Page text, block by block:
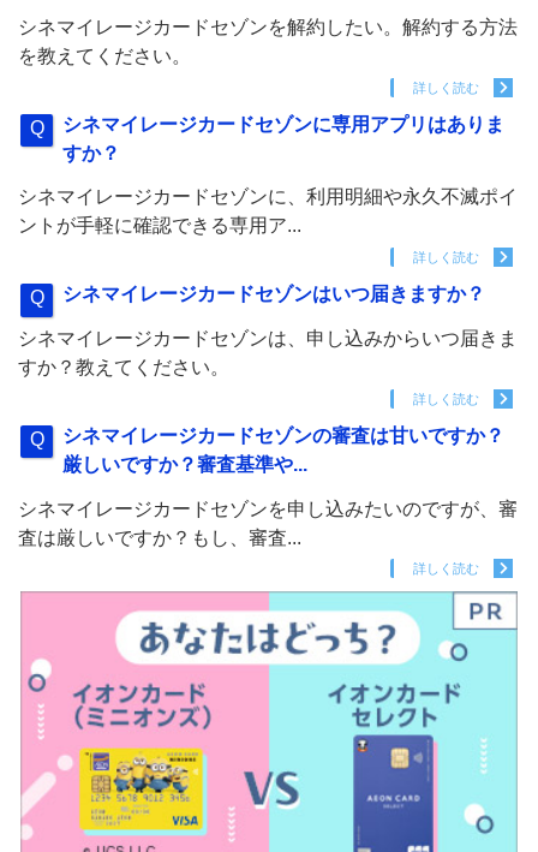
シネマイレージカードセゾンを解約したい。解約する方法
を教えてください。
詳しく読む
シネマイレージカードセゾンに専用アプリはありま
すか？
シネマイレージカードセゾンに、利用明細や永久不滅ポイ
ントが手軽に確認できる専用ア...
詳しく読む
シネマイレージカードセゾンはいつ届きますか？
シネマイレージカードセゾンは、申し込みからいつ届きま
すか？教えてください。
詳しく読む
シネマイレージカードセゾンの審査は甘いですか？
厳しいですか？審査基準や...
シネマイレージカードセゾンを申し込みたいのですが、審
査は厳しいですか？もし、審査...
詳しく読む